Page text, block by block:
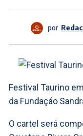
por
Festival Taurino
da Fundaçáo
O cartel será